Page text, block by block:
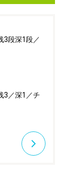
3段深1段／
3／深1／チ